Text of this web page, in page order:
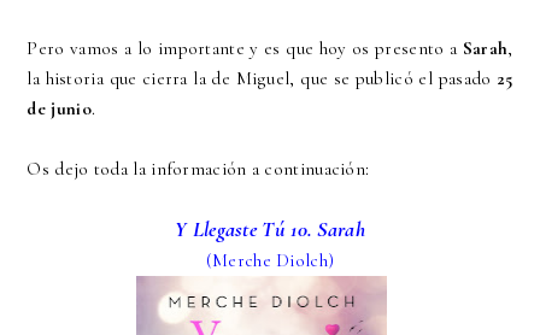
Pero vamos a lo importante y es que hoy os presento a Sarah,
la historia que cierra la de Miguel, que se publicó el pasado 25
de junio.
Os dejo toda la información a continuación:
Y Llegaste Tú 10. Sarah
(Merche Diolch)